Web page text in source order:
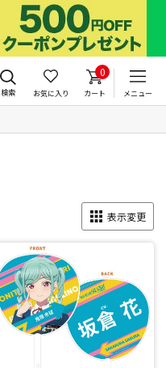
検索 お気に入り
0
カート メニュー
表示変更